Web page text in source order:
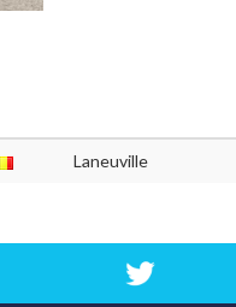
Laneuville